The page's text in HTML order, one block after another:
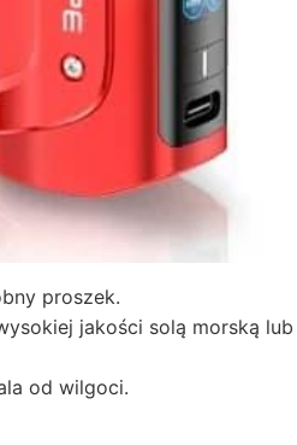
proszek.
jakości solą morską
od wilgoci.